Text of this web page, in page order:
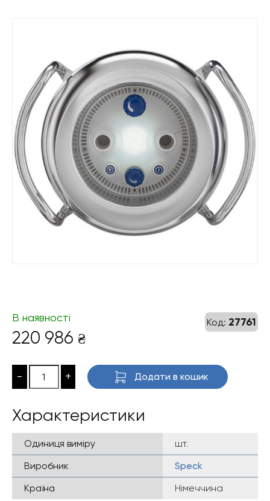
Код: 27761
В наявності
220 986 ₴
- + Додати в кошик
Характеристики
Одиниця виміру
шт.
Виробник
Speck
Країна
Німеччина